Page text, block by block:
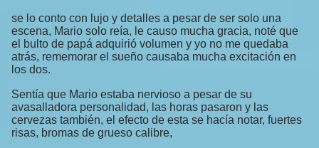
se lo conto con lujo y detalles a pesar de ser solo una
escena, Mario solo reía, le causo mucha gracia, noté que
el bulto de papá adquirió volumen y yo no me quedaba
atrás, rememorar el sueño causaba mucha excitación en
los dos.
Sentía que Mario estaba nervioso a pesar de su
avasalladora personalidad, las horas pasaron y las
cervezas también, el efecto de esta se hacía notar, fuertes
risas, bromas de grueso calibre,